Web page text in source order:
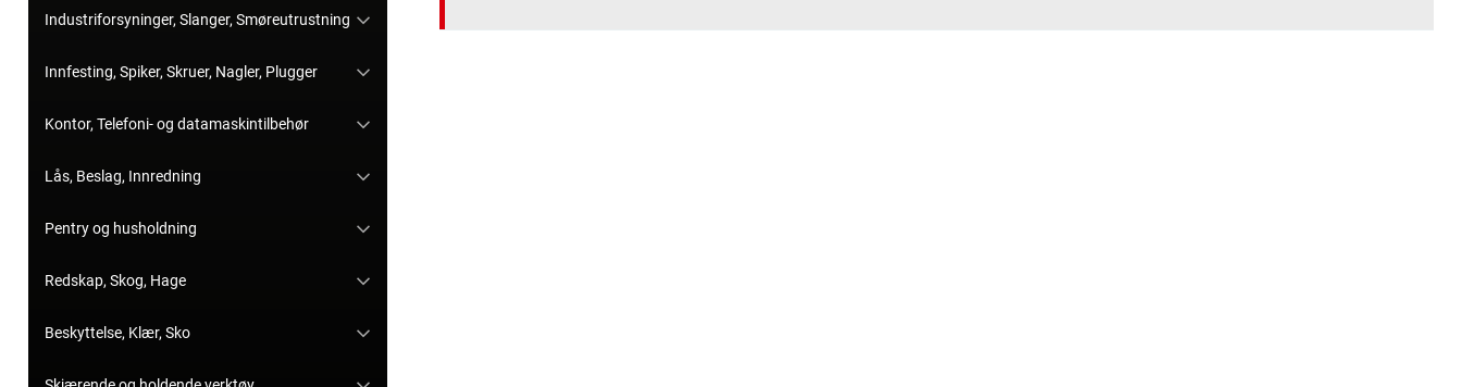
Industriforsyninger, Slanger, Smøreutrustning
Innfesting, Spiker, Skruer, Nagler, Plugger
Kontor, Telefoni- og datamaskintilbehør
Lås, Beslag, Innredning
Pentry og husholdning
Redskap, Skog, Hage
Beskyttelse, Klær, Sko